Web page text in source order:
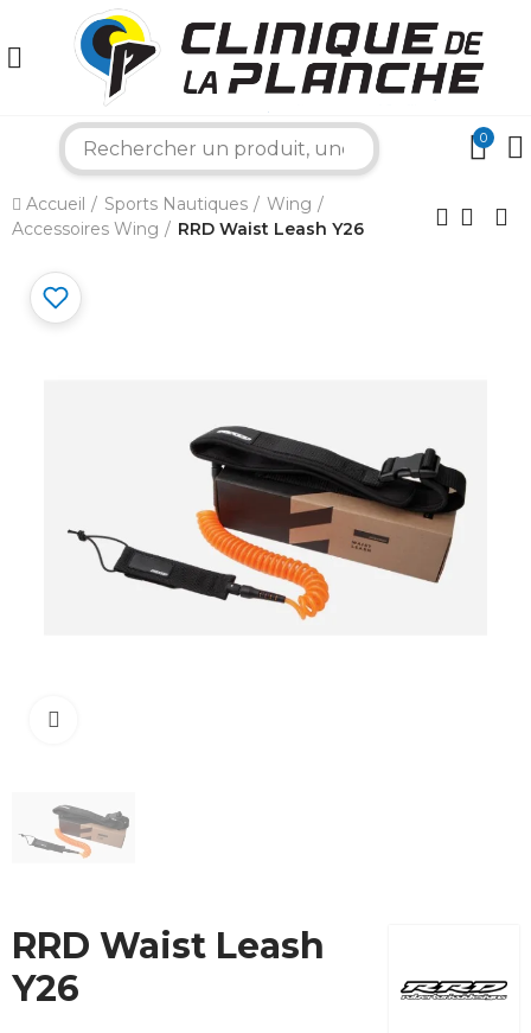
0
Accueil Sports Nautiques
Wing
Accessoires Wing
RRD Waist Leash Y26
RRD Waist Leash
Y26
×